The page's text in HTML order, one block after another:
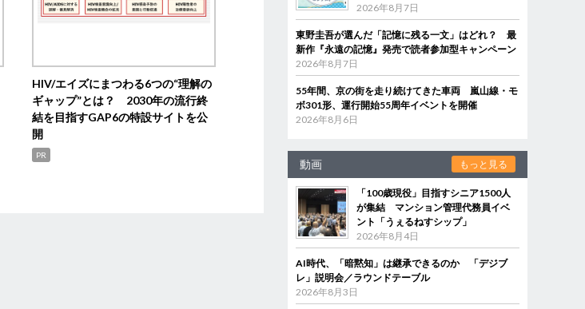
HIV/エイズにまつわる6つの“理解の
ギャップ”とは？ 2030年の流行終
結を目指すGAP6の特設サイトを公
開
PR
2026年8月7日
東野圭吾が選んだ「記憶に残る一文」はどれ？ 最
新作『永遠の記憶』発売で読者参加型キャンペーン
2026年8月7日
55年間、京の街を走り続けてきた車両 嵐山線・モ
ボ301形、運行開始55周年イベントを開催
2026年8月6日
動画 もっと見る
「100歳現役」目指すシニア1500人
が集結 マンション管理代務員イベ
ント「うぇるねすシップ」
2026年8月4日
AI時代、「暗黙知」は継承できるのか 「デジブ
レ」説明会／ラウンドテーブル
2026年8月3日